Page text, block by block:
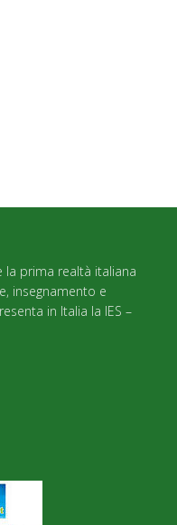
la prima realtà italiana
insegnamento e
in Italia la IES –